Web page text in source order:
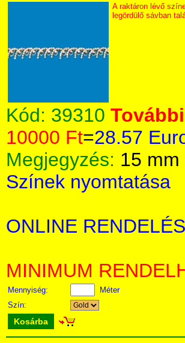
A raktáron lévő
legördülő sávban
Kód: 39310
10000 Ft=28.57
Megjegyzés: 15 mm
Színek nyomtatása
ONLINE
MINIMUM
Mennyiség:
Méter
Szín:
Kosárba